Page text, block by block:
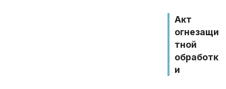
Акт
огнезащи
тной
обработк
и